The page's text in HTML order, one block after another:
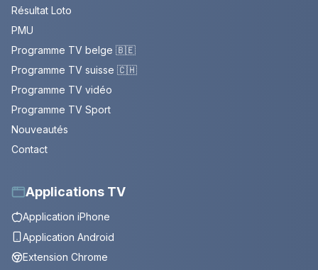
Résultat Loto
PMU
Programme TV belge 🇧🇪
Programme TV suisse 🇨🇭
Programme TV vidéo
Programme TV Sport
Nouveautés
Contact
Applications TV
Application iPhone
Application Android
Extension Chrome